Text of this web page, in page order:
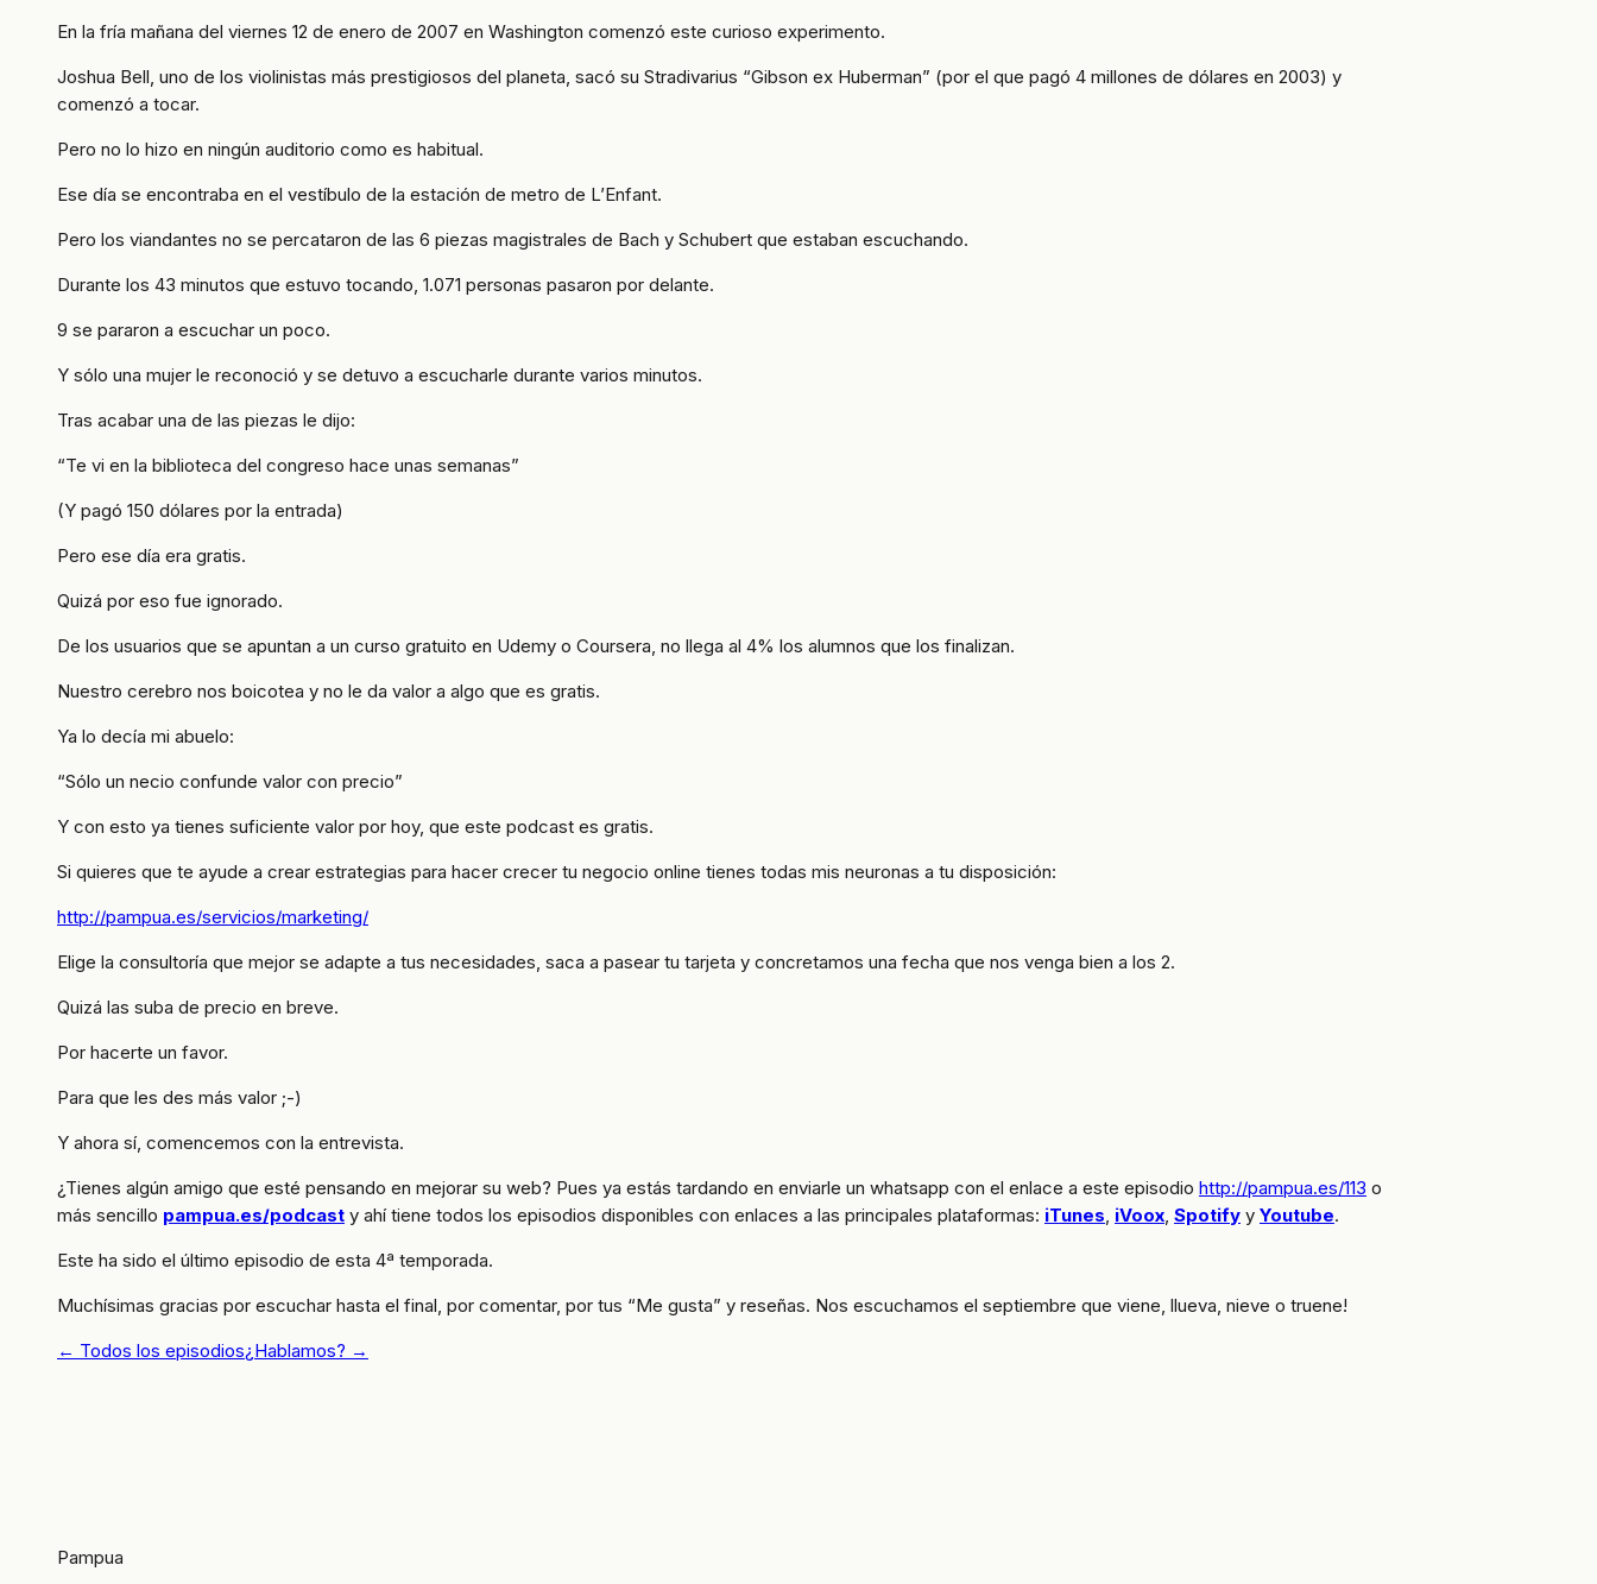
En la fría mañana del viernes 12 de enero de 2007 en Washington comenzó este curioso experimento.
Joshua Bell, uno de los violinistas más prestigiosos del planeta, sacó su Stradivarius “Gibson ex Huberman” (por el que pagó 4 millones de dólares en 2003) y
comenzó a tocar.
Pero no lo hizo en ningún auditorio como es habitual.
Ese día se encontraba en el vestíbulo de la estación de metro de L’Enfant.
Pero los viandantes no se percataron de las 6 piezas magistrales de Bach y Schubert que estaban escuchando.
Durante los 43 minutos que estuvo tocando, 1.071 personas pasaron por delante.
9 se pararon a escuchar un poco.
Y sólo una mujer le reconoció y se detuvo a escucharle durante varios minutos.
Tras acabar una de las piezas le dijo:
“Te vi en la biblioteca del congreso hace unas semanas”
(Y pagó 150 dólares por la entrada)
Pero ese día era gratis.
Quizá por eso fue ignorado.
De los usuarios que se apuntan a un curso gratuito en Udemy o Coursera, no llega al 4% los alumnos que los finalizan.
Nuestro cerebro nos boicotea y no le da valor a algo que es gratis.
Ya lo decía mi abuelo:
“Sólo un necio confunde valor con precio”
Y con esto ya tienes suficiente valor por hoy, que este podcast es gratis.
Si quieres que te ayude a crear estrategias para hacer crecer tu negocio online tienes todas mis neuronas a tu disposición:
http://pampua.es/servicios/marketing/
Elige la consultoría que mejor se adapte a tus necesidades, saca a pasear tu tarjeta y concretamos una fecha que nos venga bien a los 2.
Quizá las suba de precio en breve.
Por hacerte un favor.
Para que les des más valor ;-)
Y ahora sí, comencemos con la entrevista.
¿Tienes algún amigo que esté pensando en mejorar su web? Pues ya estás tardando en enviarle un whatsapp con el enlace a este episodio http://pampua.es/113 o
más sencillo pampua.es/podcast y ahí tiene todos los episodios disponibles con enlaces a las principales plataformas: iTunes, iVoox, Spotify y Youtube.
Este ha sido el último episodio de esta 4ª temporada.
Muchísimas gracias por escuchar hasta el final, por comentar, por tus “Me gusta” y reseñas. Nos escuchamos el septiembre que viene, llueva, nieve o truene!
← Todos los episodios¿Hablamos? →
Pampua